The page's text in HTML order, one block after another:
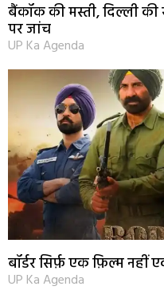
बैंकॉक की मस्ती, दिल्ली की
पर जांच
UP Ka Agenda
बॉर्डर सिर्फ़ एक फ़िल्म
UP Ka Agenda